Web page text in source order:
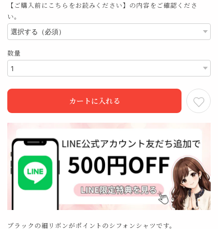
【ご購入前にこちらをお読みください】の内容をご確認くださ
い。
数量
カートに入れる
ブラックの細リボンがポイントのシフォンシャツです。